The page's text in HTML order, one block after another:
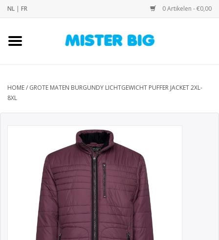
NL | FR 0 Artikelen - €0,00
Home
Onze Winkel
HOME/ GROTE MATEN BURGUNDY LICHTGEWICHT PUFFER JACKET 2XL-
8XL